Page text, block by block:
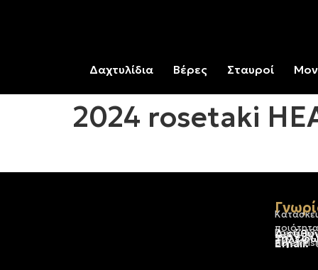
Δαχτυλίδια Βέρες Σταυροί
2024 rosetaki
Ερμού
+30
Email: